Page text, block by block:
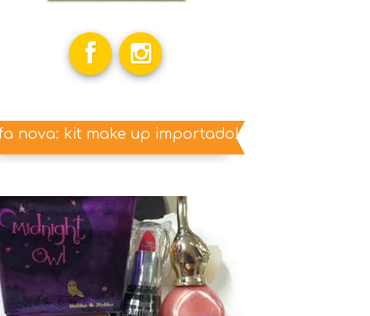
nova: kit make up importado!